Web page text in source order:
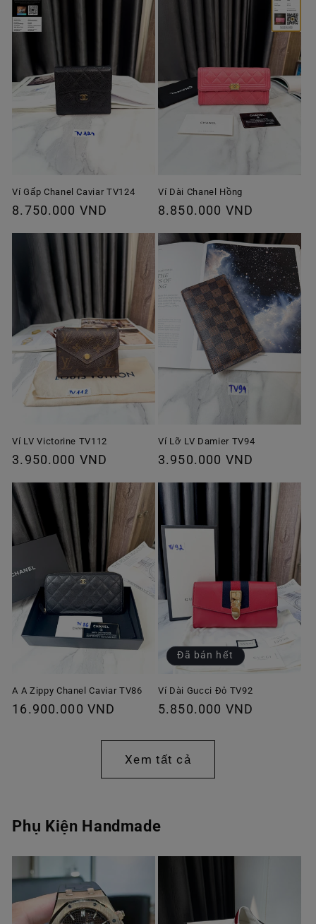
Ví Gấp Chanel Caviar TV124
Giá
8.750.000 VND
Ví Dài Chanel Hồng
Giá
thường
8.850.000 VND
Ví LV Victorine TV112
Giá
thường
3.950.000 VND
Ví Lỡ LV Damier TV94
Giá
thường
3.950.000 VND
A A Zippy Chanel Caviar TV86
Giá
16.900.000 VND
Đã bán hết
Ví Dài Gucci Đỏ TV92
Giá
thường
5.850.000 VND
Xem tất cả
Phụ Kiện Handmade